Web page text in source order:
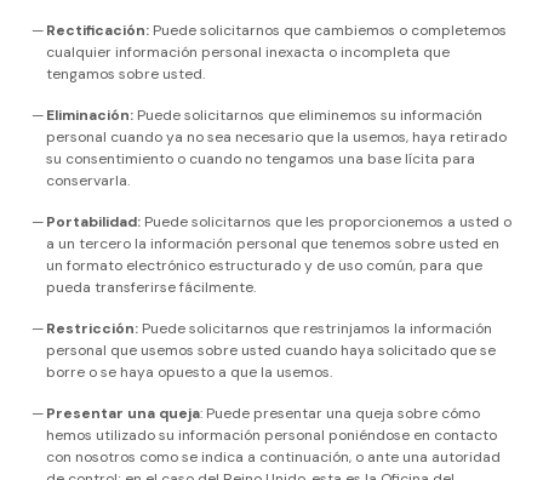
Rectificación:Puede solicitarnos que cambiemos o completemos
cualquier información personal inexacta o incompleta que
tengamos sobre usted.
Eliminación:Puede solicitarnos que eliminemos su información
personal cuando ya no sea necesario que la usemos, haya retirado
su consentimiento o cuando no tengamos una base lícita para
conservarla.
Portabilidad:Puede solicitarnos que les proporcionemos a usted o
a un tercero la información personal que tenemos sobre usted en
un formato electrónico estructurado y de uso común, para que
pueda transferirse fácilmente.
Restricción:Puede solicitarnos que restrinjamos la información
personal que usemos sobre usted cuando haya solicitado que se
borre o se haya opuesto a que la usemos.
Presentar una queja: Puede presentar una queja sobre cómo
hemos utilizado su información personal poniéndose en contacto
con nosotros como se indica a continuación, o ante una autoridad